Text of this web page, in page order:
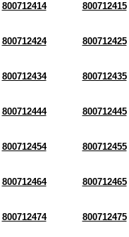
800712414 800712415
800712424 800712425
800712434 800712435
800712444 800712445
800712454 800712455
800712464 800712465
800712474 800712475